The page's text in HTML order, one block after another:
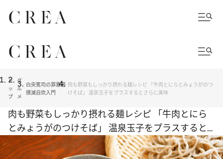
ト
ッ
プ
グ
ル
メ
白央篤司の罪悪感
撲滅自炊入門
肉も野菜もしっかり摂れる麺レシピ 「牛肉とにらとみょうがのつ
けそば」 温泉玉子をプラスするとさらに美味
肉も野菜もしっかり摂れる麺レシピ 「牛肉とにら
とみょうがのつけそば」 温泉玉子をプラスすると
さらに美味